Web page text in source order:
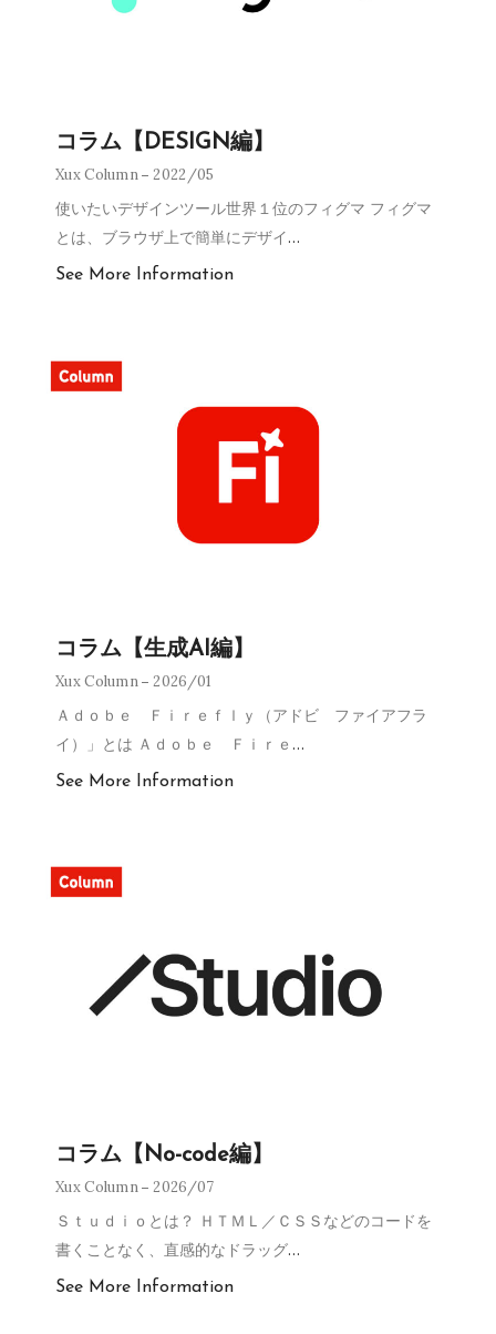
コラム【DESIGN編】
Xux Column 2022/05
使いたいデザインツール世界１位のフィグマ フィグマ
とは、ブラウザ上で簡単にデザイ…
See More Information
コラム【生成AI編】
Xux Column 2026/01
Ａｄｏｂｅ Ｆｉｒｅｆｌｙ（アドビ ファイアフラ
イ）」とは Ａｄｏｂｅ Ｆｉｒｅ …
See More Information
コラム【No-code編】
Xux Column 2026/07
Ｓｔｕｄｉｏとは？ ＨＴＭＬ／ＣＳＳなどのコードを
書くことなく、直感的なドラッグ…
See More Information